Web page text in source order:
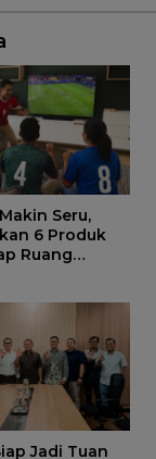
Seru,
6 Produk
Ruang
Jadi Tuan